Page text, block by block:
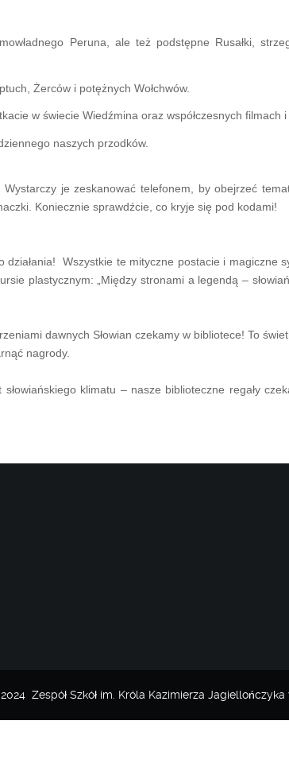
Peruna, ale też podstępne Rusałki,
Żerców i potężnych Wołchwów.
w świecie Wiedźmina oraz współczesnych filmach i
naszych przodków.
je zeskanować telefonem, by obejrzeć
Koniecznie sprawdźcie, co kryje się pod kodami!
Wszystkie te mityczne postacie i magiczne
plastycznym: „Między stronami a legendą –
dawnych Słowian czekamy w bibliotece! To
nagrody.
klimatu – nasze biblioteczne regały
Zespół Szkół im. Króla Kazimierza Jagiellończyka